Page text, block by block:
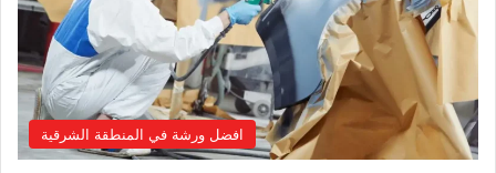
افضل ورشة في المنطقة الشرقية